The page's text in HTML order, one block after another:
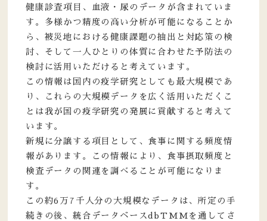
健康診査項目、血液・尿のデータが含まれていま
す。多様かつ精度の高い分析が可能になることか
ら、被災地における健康課題の抽出と対応策の検
討、そして一人ひとりの体質に合わせた予防法の
検討に活用いただけると考えています。
この情報は国内の疫学研究としても最大規模であ
り、これらの大規模データを広く活用いただくこ
とは我が国の疫学研究の発展に貢献すると考えて
います。
新規に分譲する項目として、食事に関する頻度情
報があります。この情報により、食事摂取頻度と
検査データの関連を調べることが可能になりま
す。
この約6万7千人分の大規模なデータは、所定の手
続きの後、統合データベースdbTMMを通してさ